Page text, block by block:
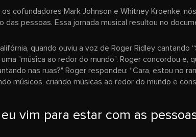
cofundadores Mark Johnson e Whitney Kroenke,
pessoas. Essa jornada musical resultou no
quando ouviu a voz de Roger Ridley
"música ao redor do mundo". Roger concordou
nas ruas?" Roger respondeu: “Cara, estou no
músicos, criando músicas ao redor do mundo e
vim para estar com as